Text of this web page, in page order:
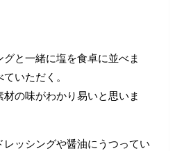
と一緒に塩を食卓に並べま
いただく。
の味がわかり易いと思いま
レッシングや醤油にうつってい